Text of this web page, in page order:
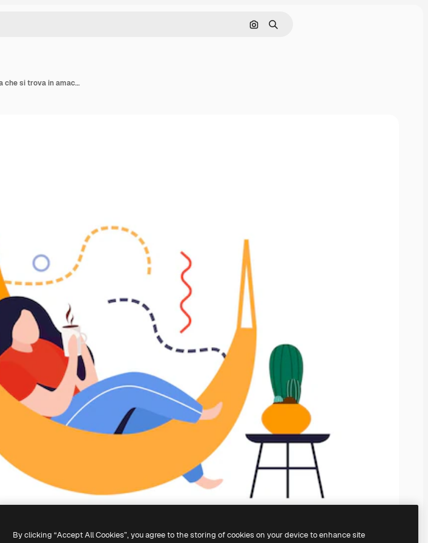
Cerca per immagine
Ricerca
Composizione piana nel giardino domestico con la donna che si trova in amaca con l'illustrazione di vettore delle piante domestiche
By clicking “Accept All Cookies”, you agree to the storing of cookies on your device to enhance site